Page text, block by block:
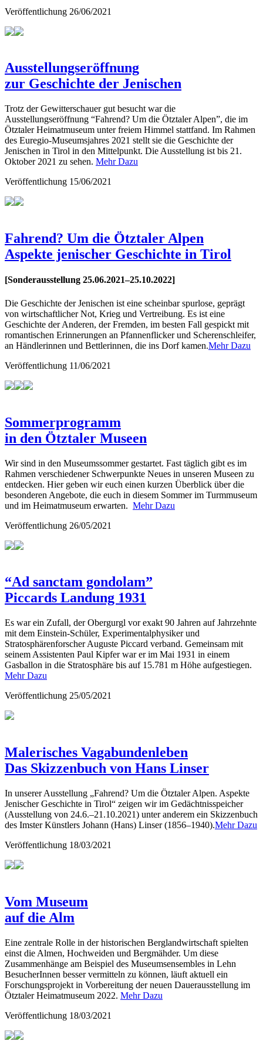
Veröffentlichung 26/06/2021
Ausstellungseröffnung
zur Geschichte der Jenischen
Trotz der Gewitterschauer gut besucht war die
Ausstellungseröffnung “Fahrend? Um die Ötztaler Alpen”, die im
Ötztaler Heimatmuseum unter freiem Himmel stattfand. Im Rahmen
des Euregio-Museumsjahres 2021 stellt sie die Geschichte der
Jenischen in Tirol in den Mittelpunkt. Die Ausstellung ist bis 21.
Oktober 2021 zu sehen. Mehr Dazu
Veröffentlichung 15/06/2021
Fahrend? Um die Ötztaler Alpen
Aspekte jenischer Geschichte in Tirol
[Sonderausstellung 25.06.2021–25.10.2022]
Die Geschichte der Jenischen ist eine scheinbar spurlose, geprägt
von wirtschaftlicher Not, Krieg und Vertreibung. Es ist eine
Geschichte der Anderen, der Fremden, im besten Fall gespickt mit
romantischen Erinnerungen an Pfannenflicker und Scherenschleifer,
an Händlerinnen und Bettlerinnen, die ins Dorf kamen.Mehr Dazu
Veröffentlichung 11/06/2021
Sommerprogramm
in den Ötztaler Museen
Wir sind in den Museumssommer gestartet. Fast täglich gibt es im
Rahmen verschiedener Schwerpunkte Neues in unseren Museen zu
entdecken. Hier geben wir euch einen kurzen Überblick über die
besonderen Angebote, die euch in diesem Sommer im Turmmuseum
und im Heimatmuseum erwarten. Mehr Dazu
Veröffentlichung 26/05/2021
“Ad sanctam gondolam”
Piccards Landung 1931
Es war ein Zufall, der Obergurgl vor exakt 90 Jahren auf Jahrzehnte
mit dem Einstein-Schüler, Experimentalphysiker und
Stratosphärenforscher Auguste Piccard verband. Gemeinsam mit
seinem Assistenten Paul Kipfer war er im Mai 1931 in einem
Gasballon in die Stratosphäre bis auf 15.781 m Höhe aufgestiegen.
Mehr Dazu
Veröffentlichung 25/05/2021
Malerisches Vagabundenleben
Das Skizzenbuch von Hans Linser
In unserer Ausstellung „Fahrend? Um die Ötztaler Alpen. Aspekte
Jenischer Geschichte in Tirol“ zeigen wir im Gedächtnisspeicher
(Ausstellung von 24.6.–21.10.2021) unter anderem ein Skizzenbuch
des Imster Künstlers Johann (Hans) Linser (1856–1940).Mehr Dazu
Veröffentlichung 18/03/2021
Vom Museum
auf die Alm
Eine zentrale Rolle in der historischen Berglandwirtschaft spielten
einst die Almen, Hochweiden und Bergmähder. Um diese
Zusammenhänge am Beispiel des Museumsensembles in Lehn
BesucherInnen besser vermitteln zu können, läuft aktuell ein
Forschungsprojekt in Vorbereitung der neuen Dauerausstellung im
Ötztaler Heimatmuseum 2022. Mehr Dazu
Veröffentlichung 18/03/2021